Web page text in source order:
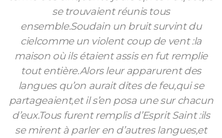
se trouvaient réunis tous
ensemble.Soudain un bruit survint du
cielcomme un violent coup de vent :la
maison où ils étaient assis en fut remplie
tout entière.Alors leur apparurent des
langues qu’on aurait dites de feu,qui se
partageaient,et il s’en posa une sur chacun
d’eux.Tous furent remplis d’Esprit Saint :ils
se mirent à parler en d’autres langues,et